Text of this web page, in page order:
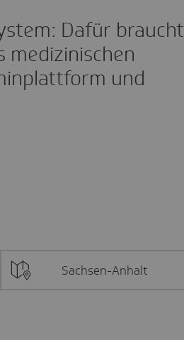
Dafür braucht
medizinischen
und
Sachsen-Anhalt